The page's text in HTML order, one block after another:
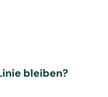
bleiben?